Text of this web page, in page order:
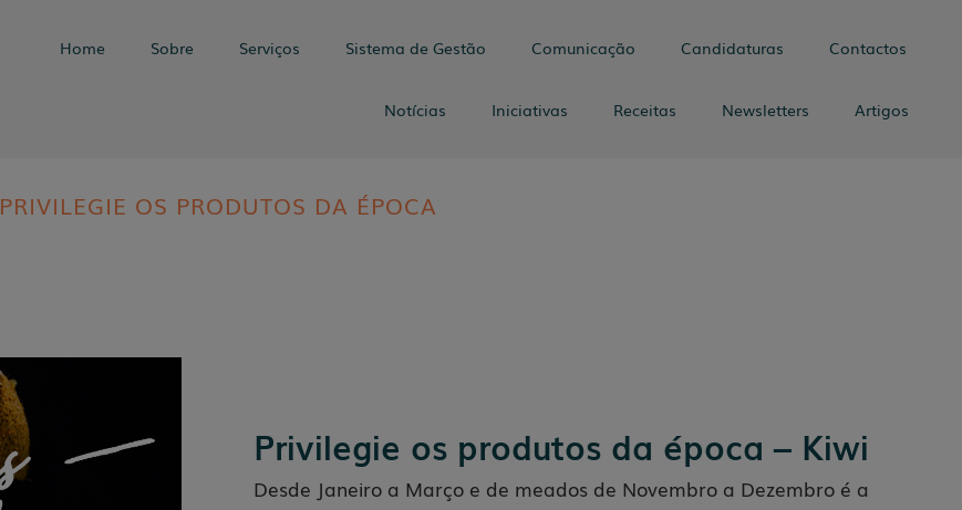
Home Sobre Serviços Sistema de Gestão Comunicação
Notícias Iniciativas Receitas Newsletters Artigos
Candidaturas Contactos
PRIVILEGIE OS PRODUTOS DA ÉPOCA
Privilegie os produtos da época – Kiwi
Desde Janeiro a Março e de meados de Novembro a Dezembro é a